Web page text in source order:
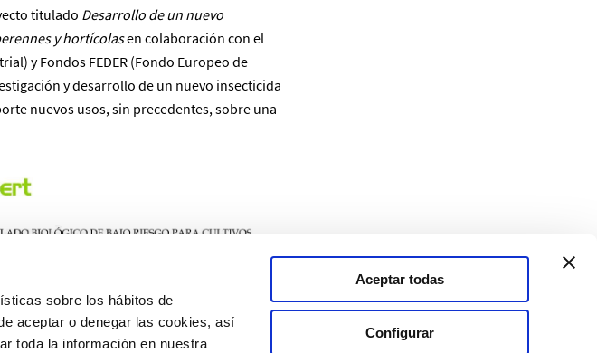
sobre los hábitos de
aceptar o denegar las cookies, así
toda la información en nuestra
Aceptar todas
Configurar
titulado Desarrollo de un nuevo
y hortícolasen colaboración con el
y Fondos FEDER (Fondo Europeo de
y desarrollo de un nuevo insecticida
nuevos usos, sin precedentes, sobre una